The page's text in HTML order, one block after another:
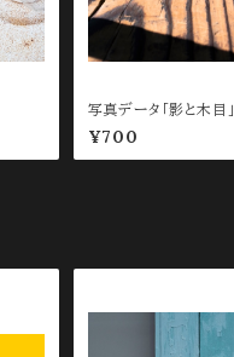
写真データ「影と木目」
¥700